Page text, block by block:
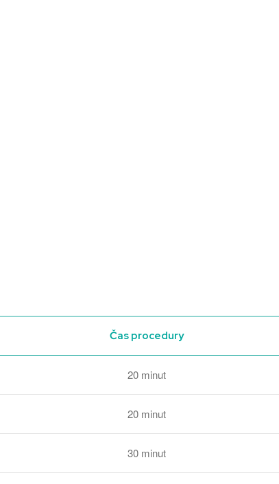
Čas procedury
20 minut
20 minut
30 minut